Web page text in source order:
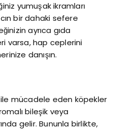
yumuşak ikramları
bir dahaki sefere
ayrıca gıda
varsa, hap ceplerini
danışın.
ile mücadele eden köpekler
bileşik veya
gelir. Bununla birlikte,